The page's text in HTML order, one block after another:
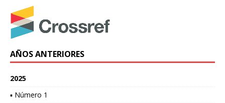
AÑOS ANTERIORES
2025
▪ Número 1